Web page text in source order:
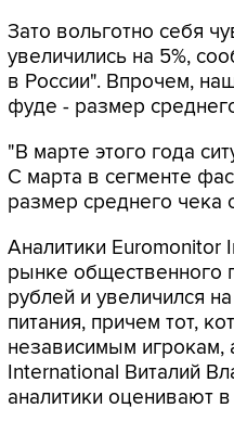
Зато вольготно себя
увеличились на 5%,
в России". Впрочем,
фуде - размер
"В марте этого года
С марта в сегменте
размер среднего чека
Аналитики Euromonitor
рынке общественного
рублей и увеличился
питания, причем тот,
независимым игрокам,
International Виталий
аналитики оценивают в